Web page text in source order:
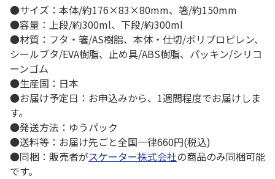
●サイズ：本体/約176×83×80mm、箸/約150mm
●容量：上段/約300ml、下段/約300ml
●材質：フタ・箸/AS樹脂、本体・仕切/ポリプロピレン、
シールブタ/EVA樹脂、止め具/ABS樹脂、パッキン/シリコ
ーンゴム
●生産国：日本
●お届け予定日：お申込みから、1週間程度でお届けしま
す。
●発送方法：ゆうパック
●送料等：お届け先ごと全国一律660円(税込)
●同梱：販売者がスケーター株式会社の商品のみ同梱可能
です。